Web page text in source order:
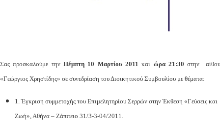
Σας προσκαλούμε την Πέμπτη 10 Μαρτίου 2011και ώρα 21:30στην
«Γεώργιος Χρηστίδης» σε συνεδρίαση του Διοικητικού Συμβουλίου με θέματα:
1. Έγκριση συμμετοχής του Επιμελητηρίου Σερρών στην Έκθεση «Γεύσεις και
Ζωή», Αθήνα – Ζάππειο 31/3-3-04/2011.